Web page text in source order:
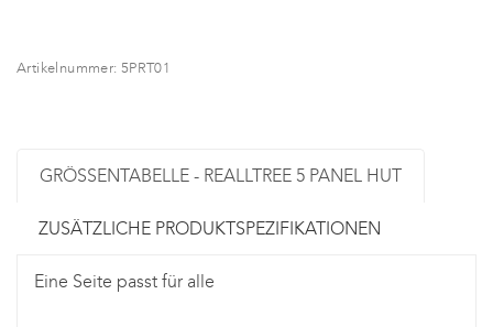
Artikelnummer: 5PRT01
GRÖSSENTABELLE - REALLTREE 5 PANEL HUT
ZUSÄTZLICHE PRODUKTSPEZIFIKATIONEN
Eine Seite passt für alle